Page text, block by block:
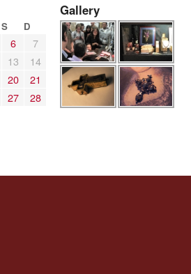
S D
6
7
13
14
20
21
27
28
Gallery